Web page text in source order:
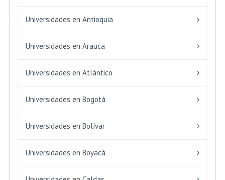
Universidades en Antioquia
Universidades en Arauca
Universidades en Atlántico
Universidades en Bogotá
Universidades en Bolívar
Universidades en Boyacá